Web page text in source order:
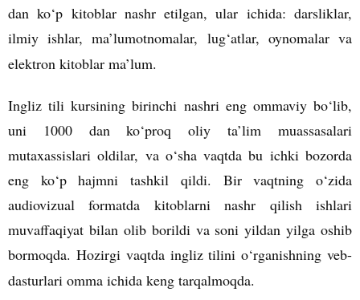
dan ko‘p kitoblar nashr etilgan, ular ichida: darsliklar,
ilmiy ishlar, ma’lumotnomalar, lug‘atlar, oynomalar va
elektron kitoblar ma’lum.
Ingliz tili kursining birinchi nashri eng ommaviy bo‘lib,
uni 1000 dan ko‘proq oliy ta’lim muassasalari
mutaxassislari oldilar, va o‘sha vaqtda bu ichki bozorda
eng ko‘p hajmni tashkil qildi. Bir vaqtning o‘zida
audiovizual formatda kitoblarni nashr qilish ishlari
muvaffaqiyat bilan olib borildi va soni yildan yilga oshib
bormoqda. Hozirgi vaqtda ingliz tilini o‘rganishning veb-
dasturlari omma ichida keng tarqalmoqda.